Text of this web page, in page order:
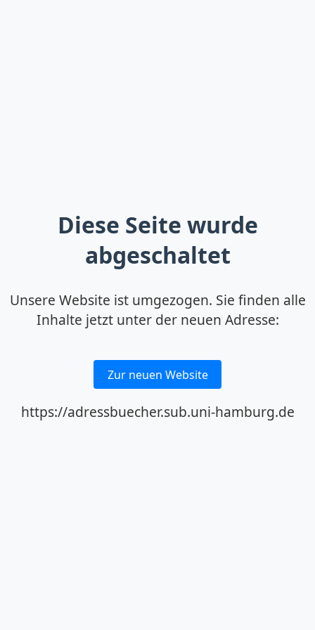
Diese Seite wurde
abgeschaltet
Unsere Website ist umgezogen. Sie finden alle
Inhalte jetzt unter der neuen Adresse:
Zur neuen Website
https://adressbuecher.sub.uni-hamburg.de